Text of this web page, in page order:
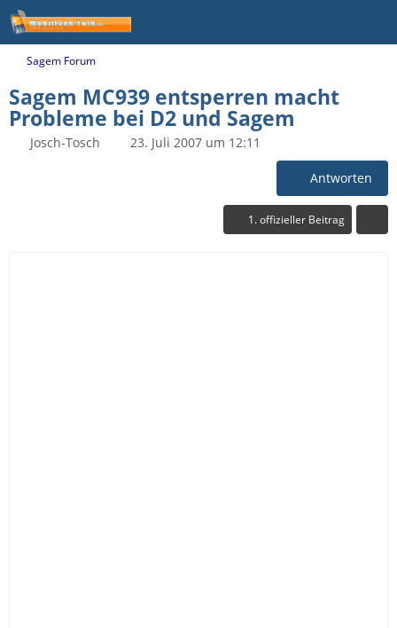
Sagem Forum
Sagem MC939 entsperren macht
Probleme bei D2 und Sagem
Josch-Tosch 23. Juli 2007 um 12:11
Antworten
1. offizieller Beitrag